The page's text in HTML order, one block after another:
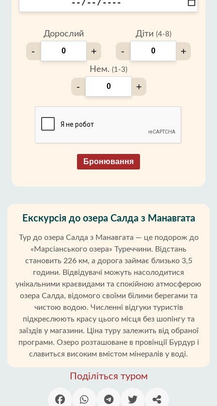
Дорослий
- +
Діти (4-8)
- +
Нем. (1-3)
- +
Бронювання
Екскурсія до озера Салда з Манавгата
Тур до озера Салда з Манавгата — це подорож до
«Марсіанського озера» Туреччини. Відстань
становить 226 км, а дорога займає близько 3,5
години. Відвідувачі можуть насолодитися
унікальними краєвидами та спокійною атмосферою
озера Салда, відомого своїми білими берегами та
чистою водою. Численні відгуки туристів
підкреслюють красу цього місця без шопінгу та
заїздів у магазини. Ціна туру залежить від обраної
програми. Озеро розташоване в провінції Бурдур і
славиться високим вмістом мінералів у воді.
Поділіться туром